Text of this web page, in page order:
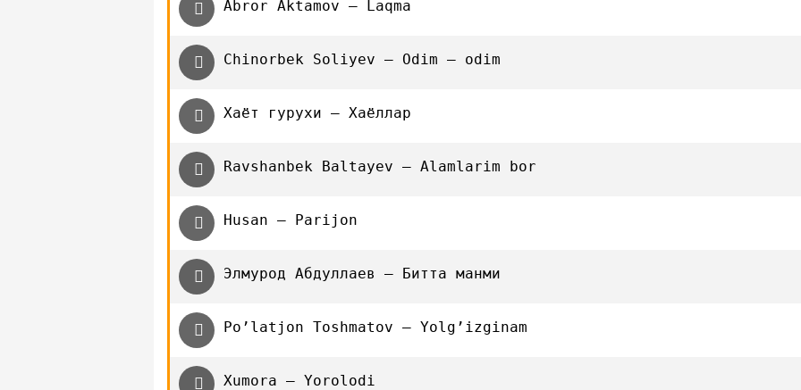
Abror Aktamov — Laqma
Chinorbek Soliyev — Odim — odim
Хаёт гурухи — Хаёллар
Ravshanbek Baltayev — Alamlarim bor
Husan — Parijon
Элмурод Абдуллаев — Битта манми
Po’latjon Toshmatov — Yolg’izginam
Xumora — Yorolodi